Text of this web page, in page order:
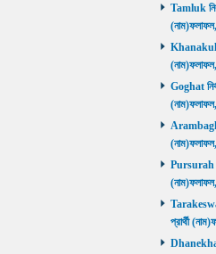
Tamluk
Khanakul
Goghat
Arambagh
Pursurah
প্রার্থী
Dhanekhali